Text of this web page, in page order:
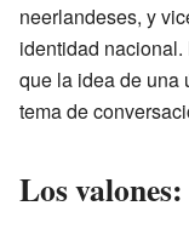
neerlandeses, y
identidad
que la idea de una
tema de
Los